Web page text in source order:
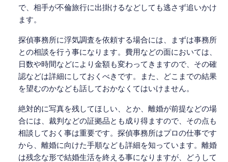
で、相手が不倫旅行に出掛けるなどしても逃さず追いかけ
ます。
探偵事務所に浮気調査を依頼する場合には、まずは事務所
との相談を行う事になります。費用などの面においては、
日数や時間などにより金額も変わってきますので、その確
認などは詳細にしておくべきです。また、どこまでの結果
を望むのかなども話しておかなくてはいけません。
絶対的に写真を残してほしい、とか、離婚が前提などの場
合には、裁判などの証拠品とも成り得ますので、その点も
相談しておく事は重要です。探偵事務所はプロの仕事です
から、離婚に向けた手順なども詳細を知っています。離婚
は残念な形で結婚生活を終える事になりますが、どうして